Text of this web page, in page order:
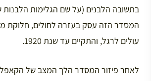
בתשובה הלבנים (על שם הגלימות
המסדר הזה עסק בעזרה לחולים, חלוקת
עולים לרגל, והתקיים עד שנת 1920.
לאחר פיזור המסדר הלך המצב של